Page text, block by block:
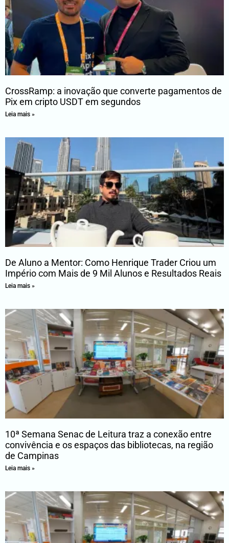
CrossRamp: a inovação que converte pagamentos de
Pix em cripto USDT em segundos
Leia mais »
De Aluno a Mentor: Como Henrique Trader Criou um
Império com Mais de 9 Mil Alunos e Resultados Reais
Leia mais »
10ª Semana Senac de Leitura traz a conexão entre
convivência e os espaços das bibliotecas, na região
de Campinas
Leia mais »